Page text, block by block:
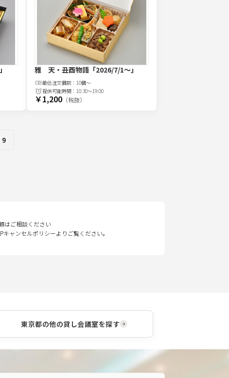
雅 天・丑酉物語「2026/7/1～」
最低注文個数： 10個～
提供可能時間： 10:30～19:00
￥1,200（税抜）
9
はご相談ください
ャンセルポリシーよりご覧ください。
東京都の他の貸し会議室を探す